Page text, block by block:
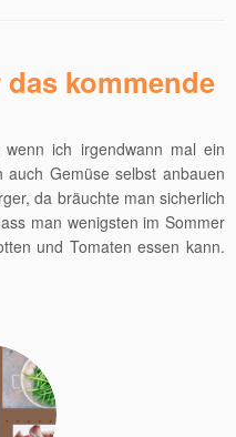
kommende
ich irgendwann mal ein
Gemüse selbst anbauen
da bräuchte man sicherlich
man wenigsten im Sommer
und Tomaten essen kann.